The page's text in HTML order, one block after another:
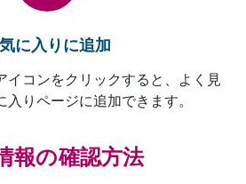
に入りに追加
イコンをクリックすると、よく見
入りページに追加できます。
報の確認方法